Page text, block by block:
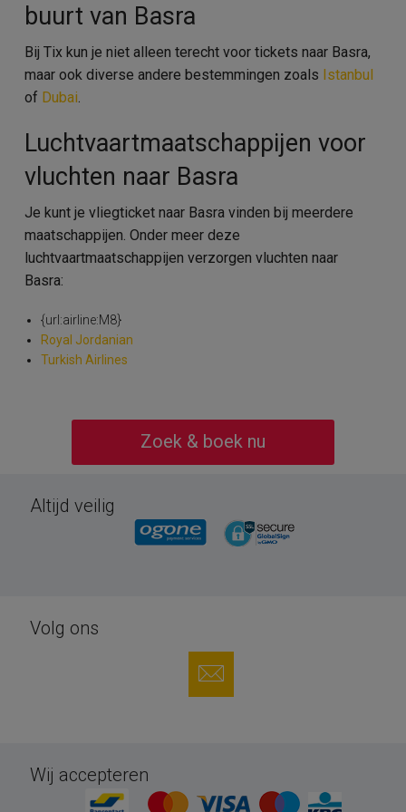
buurt van Basra
Bij Tix kun je niet alleen terecht voor tickets naar Basra,
maar ook diverse andere bestemmingen zoals Istanbul
of Dubai.
Luchtvaartmaatschappijen voor
vluchten naar Basra
Je kunt je vliegticket naar Basra vinden bij meerdere
maatschappijen. Onder meer deze
luchtvaartmaatschappijen verzorgen vluchten naar
Basra:
{url:airline:M8}
Royal Jordanian
Turkish Airlines
Zoek & boek nu
Altijd veilig
Volg ons
Wij accepteren